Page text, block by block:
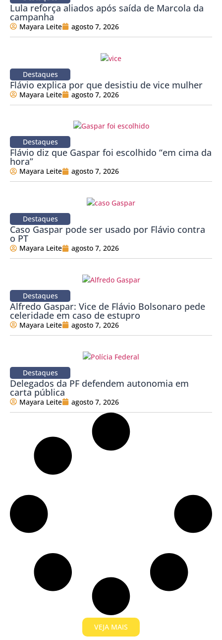
Lula reforça aliados após saída de Marcola da
campanha
Mayara Leite agosto 7, 2026
Destaques
Flávio explica por que desistiu de vice mulher
Mayara Leite agosto 7, 2026
Destaques
Flávio diz que Gaspar foi escolhido “em cima da
hora”
Mayara Leite agosto 7, 2026
Destaques
Caso Gaspar pode ser usado por Flávio contra
o PT
Mayara Leite agosto 7, 2026
Destaques
Alfredo Gaspar: Vice de Flávio Bolsonaro pede
celeridade em caso de estupro
Mayara Leite agosto 7, 2026
Destaques
Delegados da PF defendem autonomia em
carta pública
Mayara Leite agosto 7, 2026
VEJA MAIS